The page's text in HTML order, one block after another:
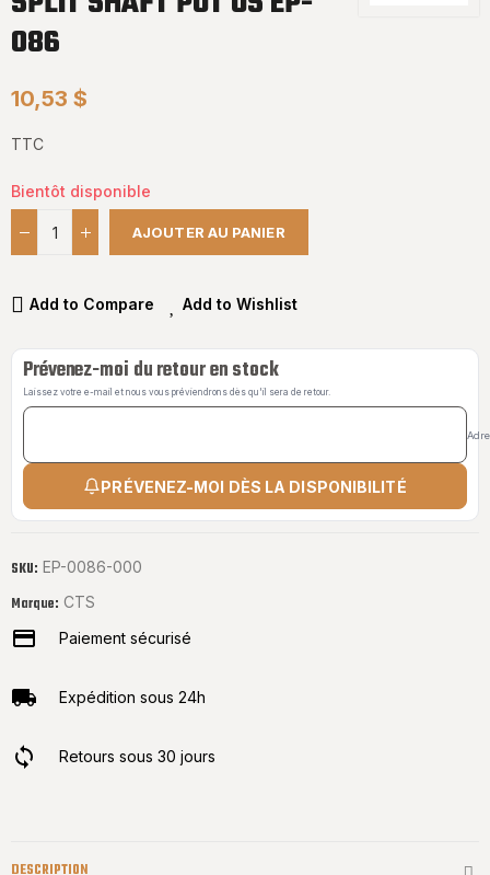
086
10,53 $
TTC
Bientôt disponible
AJOUTER AU PANIER
Add to Compare Add to Wishlist
Prévenez-moi du retour en stock
Laissez votre e-mail et nous vous préviendrons dès qu'il sera de retour.
PRÉVENEZ-MOI DÈS LA DISPONIBILITÉ
SKU: EP-0086-000
Marque: CTS
Paiement sécurisé
Expédition sous 24h
Retours sous 30 jours